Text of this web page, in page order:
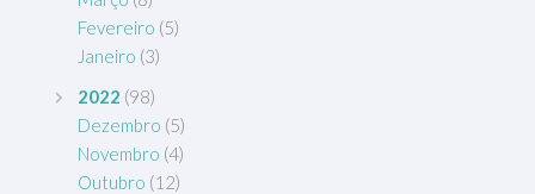
Fevereiro (5)
Janeiro (3)
2022 (98)
Dezembro (5)
Novembro (4)
Outubro (12)